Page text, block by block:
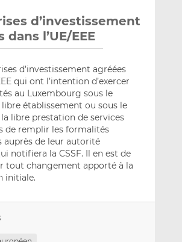
d’investissement
dans l’UE/EEE
d’investissement agréées
qui ont l’intention d’exercer
au Luxembourg sous le
établissement ou sous le
libre prestation de services
de remplir les formalités
auprès de leur autorité
notifiera la CSSF. Il en est de
tout changement apporté à la
initiale.